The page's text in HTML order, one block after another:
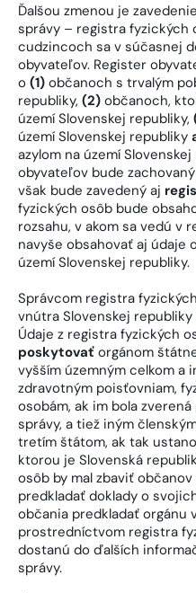
Ďalšou zmenou je
správy – registra fyzických
cudzincoch sa v súčasnej
obyvateľov. Register
o (1) občanoch s trvalým
republiky, (2) občanoch,
území Slovenskej republiky,
území Slovenskej republiky
azylom na území
obyvateľov bude
však bude zavedený aj
fyzických osôb bude
rozsahu, v akom sa vedú v
navyše obsahovať aj údaje
území Slovenskej republiky.
Správcom registra
vnútra Slovenskej
Údaje z registra fyzických
poskytovať orgánom
vyšším územným celkom a
zdravotným poisťovniam,
osobám, ak im bola
správy, a tiež iným
tretím štátom, ak tak
ktorou je Slovenská
osôb by mal zbaviť
predkladať doklady o
občania predkladať orgánu
prostredníctvom registra
dostanú do ďalších
správy.